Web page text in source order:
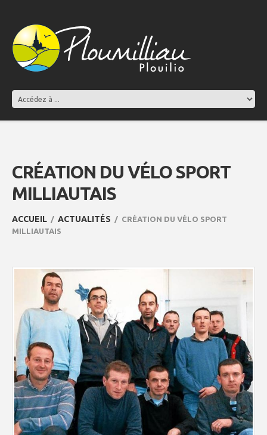
CRÉATION DU VÉLO SPORT
MILLIAUTAIS
ACCUEIL ACTUALITÉS
CRÉATION DU VÉLO SPORT
MILLIAUTAIS